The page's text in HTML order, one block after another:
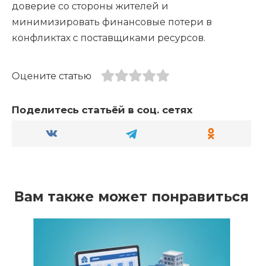
доверие со стороны жителей и
минимизировать финансовые потери в
конфликтах с поставщиками ресурсов.
Оцените статью
Поделитесь статьёй в соц. сетях
Вам также может понравиться